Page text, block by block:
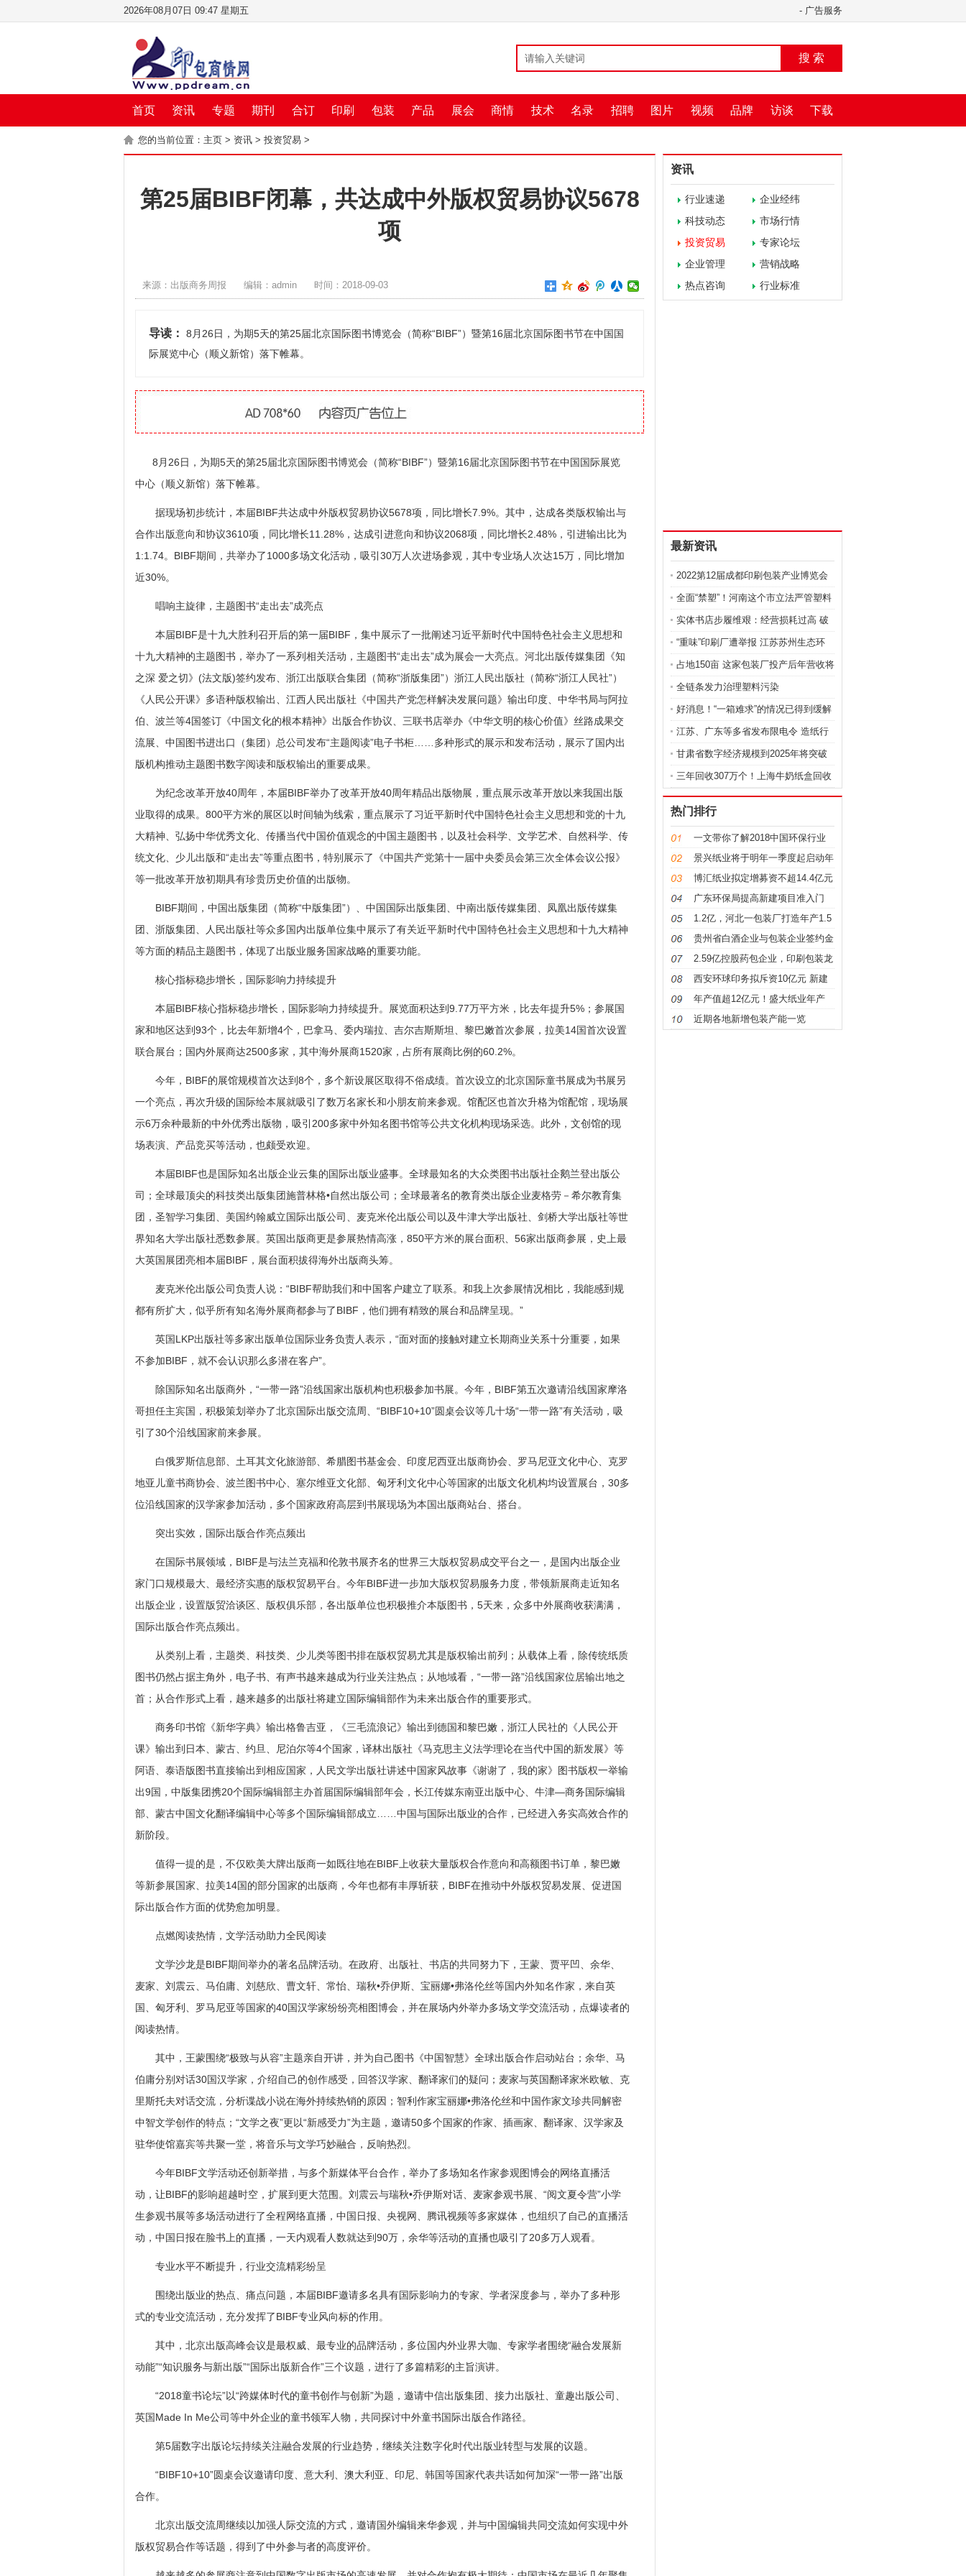
- 广告服务
2026年08月07日 09:47 星期五
搜 索
首页 资讯 专题 期刊 合订 印刷 包装 产品 展会 商情 技术 名录 招聘 图片 视频 品牌 访谈 下载
您的当前位置： 主页 > 资讯 > 投资贸易 >
第25届BIBF闭幕，共达成中外版权贸易协议5678
项
来源：出版商务周报 编辑：admin 时间：2018-09-03
导读：
8月26日，为期5天的第25届北京国际图书博览会（简称“BIBF”）暨第16届北京国际图书节在中国国
际展览中心（顺义新馆）落下帷幕。
8月26日，为期5天的第25届北京国际图书博览会（简称“BIBF”）暨第16届北京国际图书节在中国国际展览
中心（顺义新馆）落下帷幕。
据现场初步统计，本届BIBF共达成中外版权贸易协议5678项，同比增长7.9%。其中，达成各类版权输出与
合作出版意向和协议3610项，同比增长11.28%，达成引进意向和协议2068项，同比增长2.48%，引进输出比为
1:1.74。BIBF期间，共举办了1000多场文化活动，吸引30万人次进场参观，其中专业场人次达15万，同比增加
近30%。
唱响主旋律，主题图书“走出去”成亮点
本届BIBF是十九大胜利召开后的第一届BIBF，集中展示了一批阐述习近平新时代中国特色社会主义思想和
十九大精神的主题图书，举办了一系列相关活动，主题图书“走出去”成为展会一大亮点。河北出版传媒集团《知
之深 爱之切》(法文版)签约发布、浙江出版联合集团（简称“浙版集团”）浙江人民出版社（简称“浙江人民社”）
《人民公开课》多语种版权输出、江西人民出版社《中国共产党怎样解决发展问题》输出印度、中华书局与阿拉
伯、波兰等4国签订《中国文化的根本精神》出版合作协议、三联书店举办《中华文明的核心价值》丝路成果交
流展、中国图书进出口（集团）总公司发布“主题阅读”电子书柜……多种形式的展示和发布活动，展示了国内出
版机构推动主题图书数字阅读和版权输出的重要成果。
为纪念改革开放40周年，本届BIBF举办了改革开放40周年精品出版物展，重点展示改革开放以来我国出版
业取得的成果。800平方米的展区以时间轴为线索，重点展示了习近平新时代中国特色社会主义思想和党的十九
大精神、弘扬中华优秀文化、传播当代中国价值观念的中国主题图书，以及社会科学、文学艺术、自然科学、传
统文化、少儿出版和“走出去”等重点图书，特别展示了《中国共产党第十一届中央委员会第三次全体会议公报》
等一批改革开放初期具有珍贵历史价值的出版物。
BIBF期间，中国出版集团（简称“中版集团”）、中国国际出版集团、中南出版传媒集团、凤凰出版传媒集
团、浙版集团、人民出版社等众多国内出版单位集中展示了有关近平新时代中国特色社会主义思想和十九大精神
等方面的精品主题图书，体现了出版业服务国家战略的重要功能。
核心指标稳步增长，国际影响力持续提升
本届BIBF核心指标稳步增长，国际影响力持续提升。展览面积达到9.77万平方米，比去年提升5%；参展国
家和地区达到93个，比去年新增4个，巴拿马、委内瑞拉、吉尔吉斯斯坦、黎巴嫩首次参展，拉美14国首次设置
联合展台；国内外展商达2500多家，其中海外展商1520家，占所有展商比例的60.2%。
今年，BIBF的展馆规模首次达到8个，多个新设展区取得不俗成绩。首次设立的北京国际童书展成为书展另
一个亮点，再次升级的国际绘本展就吸引了数万名家长和小朋友前来参观。馆配区也首次升格为馆配馆，现场展
示6万余种最新的中外优秀出版物，吸引200多家中外知名图书馆等公共文化机构现场采选。此外，文创馆的现
场表演、产品竞买等活动，也颇受欢迎。
本届BIBF也是国际知名出版企业云集的国际出版业盛事。全球最知名的大众类图书出版社企鹅兰登出版公
司；全球最顶尖的科技类出版集团施普林格•自然出版公司；全球最著名的教育类出版企业麦格劳－希尔教育集
团，圣智学习集团、美国约翰威立国际出版公司、麦克米伦出版公司以及牛津大学出版社、剑桥大学出版社等世
界知名大学出版社悉数参展。英国出版商更是参展热情高涨，850平方米的展台面积、56家出版商参展，史上最
大英国展团亮相本届BIBF，展台面积拔得海外出版商头筹。
麦克米伦出版公司负责人说：“BIBF帮助我们和中国客户建立了联系。和我上次参展情况相比，我能感到规
都有所扩大，似乎所有知名海外展商都参与了BIBF，他们拥有精致的展台和品牌呈现。”
英国LKP出版社等多家出版单位国际业务负责人表示，“面对面的接触对建立长期商业关系十分重要，如果
不参加BIBF，就不会认识那么多潜在客户”。
除国际知名出版商外，“一带一路”沿线国家出版机构也积极参加书展。今年，BIBF第五次邀请沿线国家摩洛
哥担任主宾国，积极策划举办了北京国际出版交流周、“BIBF10+10”圆桌会议等几十场“一带一路”有关活动，吸
引了30个沿线国家前来参展。
白俄罗斯信息部、土耳其文化旅游部、希腊图书基金会、印度尼西亚出版商协会、罗马尼亚文化中心、克罗
地亚儿童书商协会、波兰图书中心、塞尔维亚文化部、匈牙利文化中心等国家的出版文化机构均设置展台，30多
位沿线国家的汉学家参加活动，多个国家政府高层到书展现场为本国出版商站台、搭台。
突出实效，国际出版合作亮点频出
在国际书展领域，BIBF是与法兰克福和伦敦书展齐名的世界三大版权贸易成交平台之一，是国内出版企业
家门口规模最大、最经济实惠的版权贸易平台。今年BIBF进一步加大版权贸易服务力度，带领新展商走近知名
出版企业，设置版贸洽谈区、版权俱乐部，各出版单位也积极推介本版图书，5天来，众多中外展商收获满满，
国际出版合作亮点频出。
从类别上看，主题类、科技类、少儿类等图书排在版权贸易尤其是版权输出前列；从载体上看，除传统纸质
图书仍然占据主角外，电子书、有声书越来越成为行业关注热点；从地域看，“一带一路”沿线国家位居输出地之
首；从合作形式上看，越来越多的出版社将建立国际编辑部作为未来出版合作的重要形式。
商务印书馆《新华字典》输出格鲁吉亚，《三毛流浪记》输出到德国和黎巴嫩，浙江人民社的《人民公开
课》输出到日本、蒙古、约旦、尼泊尔等4个国家，译林出版社《马克思主义法学理论在当代中国的新发展》等
阿语、泰语版图书直接输出到相应国家，人民文学出版社讲述中国家风故事《谢谢了，我的家》图书版权一举输
出9国，中版集团携20个国际编辑部主办首届国际编辑部年会，长江传媒东南亚出版中心、牛津—商务国际编辑
部、蒙古中国文化翻译编辑中心等多个国际编辑部成立……中国与国际出版业的合作，已经进入务实高效合作的
新阶段。
值得一提的是，不仅欧美大牌出版商一如既往地在BIBF上收获大量版权合作意向和高额图书订单，黎巴嫩
等新参展国家、拉美14国的部分国家的出版商，今年也都有丰厚斩获，BIBF在推动中外版权贸易发展、促进国
际出版合作方面的优势愈加明显。
点燃阅读热情，文学活动助力全民阅读
文学沙龙是BIBF期间举办的著名品牌活动。在政府、出版社、书店的共同努力下，王蒙、贾平凹、余华、
麦家、刘震云、马伯庸、刘慈欣、曹文轩、常怡、瑞秋•乔伊斯、宝丽娜•弗洛伦丝等国内外知名作家，来自英
国、匈牙利、罗马尼亚等国家的40国汉学家纷纷亮相图博会，并在展场内外举办多场文学交流活动，点爆读者的
阅读热情。
其中，王蒙围绕“极致与从容”主题亲自开讲，并为自己图书《中国智慧》全球出版合作启动站台；余华、马
伯庸分别对话30国汉学家，介绍自己的创作感受，回答汉学家、翻译家们的疑问；麦家与英国翻译家米欧敏、克
里斯托夫对话交流，分析谍战小说在海外持续热销的原因；智利作家宝丽娜•弗洛伦丝和中国作家文珍共同解密
中智文学创作的特点；“文学之夜”更以“新感受力”为主题，邀请50多个国家的作家、插画家、翻译家、汉学家及
驻华使馆嘉宾等共聚一堂，将音乐与文学巧妙融合，反响热烈。
今年BIBF文学活动还创新举措，与多个新媒体平台合作，举办了多场知名作家参观图博会的网络直播活
动，让BIBF的影响超越时空，扩展到更大范围。刘震云与瑞秋•乔伊斯对话、麦家参观书展、“阅文夏令营”小学
生参观书展等多场活动进行了全程网络直播，中国日报、央视网、腾讯视频等多家媒体，也组织了自己的直播活
动，中国日报在脸书上的直播，一天内观看人数就达到90万，余华等活动的直播也吸引了20多万人观看。
专业水平不断提升，行业交流精彩纷呈
围绕出版业的热点、痛点问题，本届BIBF邀请多名具有国际影响力的专家、学者深度参与，举办了多种形
式的专业交流活动，充分发挥了BIBF专业风向标的作用。
其中，北京出版高峰会议是最权威、最专业的品牌活动，多位国内外业界大咖、专家学者围绕“融合发展新
动能”“知识服务与新出版”“国际出版新合作”三个议题，进行了多篇精彩的主旨演讲。
“2018童书论坛”以“跨媒体时代的童书创作与创新”为题，邀请中信出版集团、接力出版社、童趣出版公司、
英国Made In Me公司等中外企业的童书领军人物，共同探讨中外童书国际出版合作路径。
第5届数字出版论坛持续关注融合发展的行业趋势，继续关注数字化时代出版业转型与发展的议题。
“BIBF10+10”圆桌会议邀请印度、意大利、澳大利亚、印尼、韩国等国家代表共话如何加深“一带一路”出版
合作。
北京出版交流周继续以加强人际交流的方式，邀请国外编辑来华参观，并与中国编辑共同交流如何实现中外
版权贸易合作等话题，得到了中外参与者的高度评价。
资讯
行业速递
企业经纬
科技动态
市场行情
投资贸易
专家论坛
企业管理
营销战略
热点咨询
行业标准
最新资讯
2022第12届成都印刷包装产业博览会
—
全面“禁塑”！河南这个市立法严管塑料
实体书店步履维艰：经营损耗过高 破
局
“重味”印刷厂遭举报 江苏苏州生态环
占地150亩 这家包装厂投产后年营收将
达
全链条发力治理塑料污染
好消息！“一箱难求”的情况已得到缓解
江苏、广东等多省发布限电令 造纸行
业
甘肃省数字经济规模到2025年将突破
5000
三年回收307万个！上海牛奶纸盒回收
绿
热门排行
一文带你了解2018中国环保行业
市场投资
景兴纸业将于明年一季度起启动年
产140
博汇纸业拟定增募资不超14.4亿元
拓展
广东环保局提高新建项目准入门
槛，印刷
1.2亿，河北一包装厂打造年产1.5
亿㎡纸
贵州省白酒企业与包装企业签约金
额近10
2.59亿控股药包企业，印刷包装龙
头完成
西安环球印务拟斥资10亿元 新建
医药包
年产值超12亿元！盛大纸业年产
20万吨高
近期各地新增包装产能一览